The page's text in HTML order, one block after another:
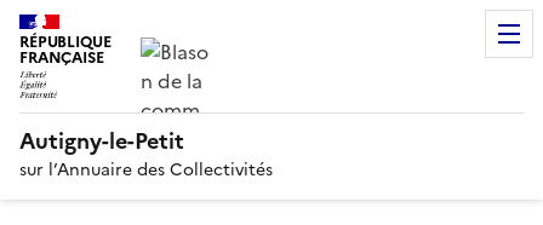
RÉPUBLIQUE
FRANÇAISE
Autigny-le-Petit
sur l’Annuaire des Collectivités